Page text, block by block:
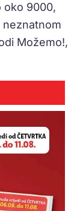
oko 9000,
neznatnom
Možemo!,